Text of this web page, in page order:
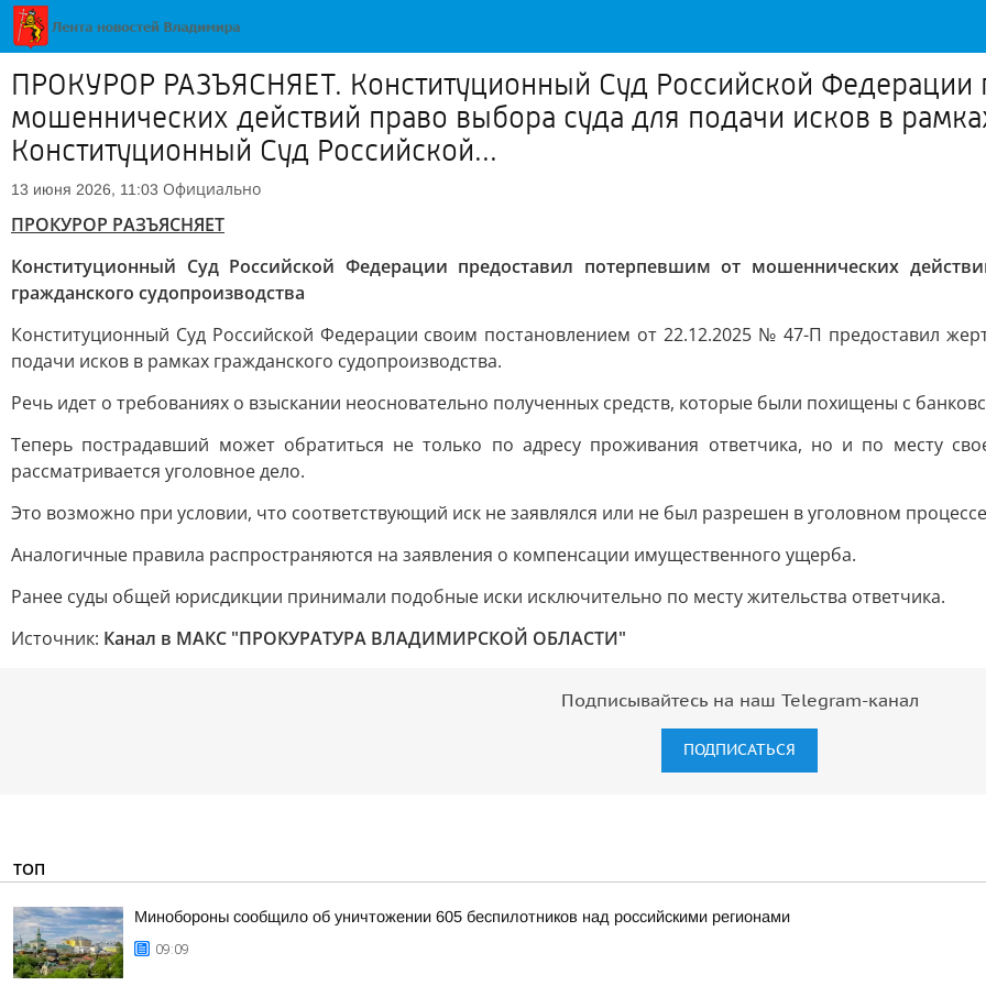
ПРОКУРОР РАЗЪЯСНЯЕТ. Конституционный Суд Российской Федерации
мошеннических действий право выбора суда для подачи исков в
Конституционный Суд Российской...
13 июня 2026, 11:03 Официально
ПРОКУРОР РАЗЪЯСНЯЕТ
Конституционный Суд Российской Федерации предоставил потерпевшим от мошеннических
гражданского судопроизводства
Конституционный Суд Российской Федерации своим постановлением от 22.12.2025 № 47-П предоставил
подачи исков в рамках гражданского судопроизводства.
Речь идет о требованиях о взыскании неосновательно полученных средств, которые были похищены с
Теперь пострадавший может обратиться не только по адресу проживания ответчика, но и по месту
рассматривается уголовное дело.
Это возможно при условии, что соответствующий иск не заявлялся или не был разрешен в уголовном
Аналогичные правила распространяются на заявления о компенсации имущественного ущерба.
Ранее суды общей юрисдикции принимали подобные иски исключительно по месту жительства ответчика.
Источник: Канал в МАКС "ПРОКУРАТУРА ВЛАДИМИРСКОЙ ОБЛАСТИ"
Подписывайтесь на наш Telegram-канал
ПОДПИСАТЬСЯ
ТОП
Минобороны сообщило об уничтожении 605 беспилотников над российскими регионами
09:09